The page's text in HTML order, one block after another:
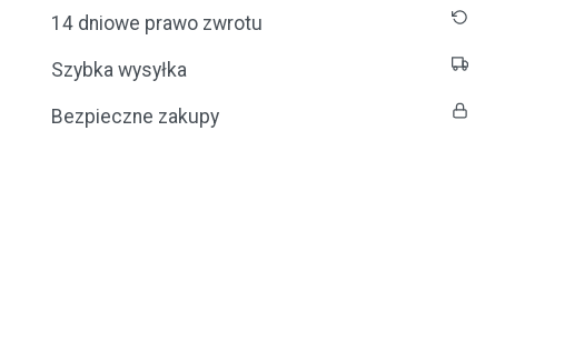
14 dniowe prawo zwrotu
Szybka wysyłka
Bezpieczne zakupy